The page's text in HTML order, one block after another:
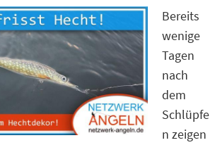
Bereits
wenige
Tagen
nach
dem
Schlüpfe
n zeigen